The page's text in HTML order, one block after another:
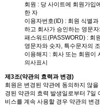
회원 : 당 사이트에 회원가입
한 자
이용자번호(ID) : 회원 식별
하고 회사가 승인하는 영문
패스워드(PASSWORD) : 회
영문자와 숫자, 특수문자의
이용해지 : 회사 또는 회원이
의사표시
제3조(약관의 효력과 변경)
회원은 변경된 약관에 동의하지 않
경된 약관의 효력 발생일로부터 7일
비스를 계속 사용할 경우 약관의 변